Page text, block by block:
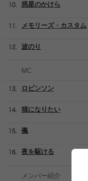
惑星のかけら
メモリーズ・カスタム
波のり
MC
ロビンソン
猫になりたい
楓
夜を駆ける
メンバー紹介